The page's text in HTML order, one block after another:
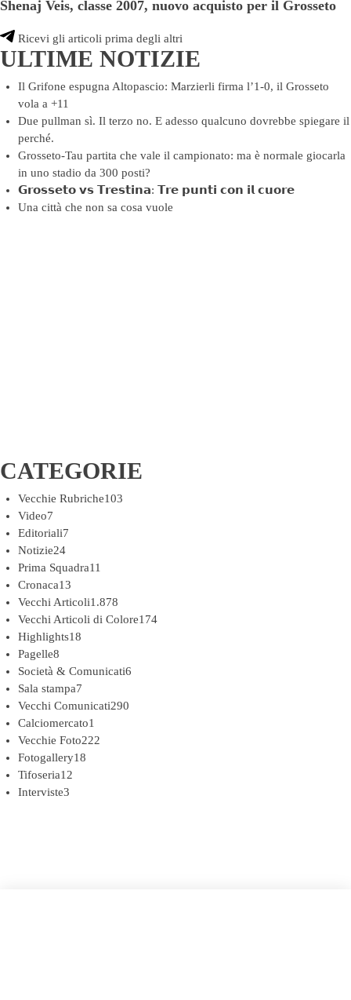
Shenaj Veis, classe 2007, nuovo acquisto per il Grosseto
Ricevi gli articoli prima degli altri
ULTIME NOTIZIE
Il Grifone espugna Altopascio: Marzierli firma l’1-0, il Grosseto
vola a +11
Due pullman sì. Il terzo no. E adesso qualcuno dovrebbe spiegare il
perché.
Grosseto-Tau partita che vale il campionato: ma è normale giocarla
in uno stadio da 300 posti?
𝗚𝗿𝗼𝘀𝘀𝗲𝘁𝗼 𝘃𝘀 𝗧𝗿𝗲𝘀𝘁𝗶𝗻𝗮: 𝗧𝗿𝗲 𝗽𝘂𝗻𝘁𝗶 𝗰𝗼𝗻 𝗶𝗹 𝗰𝘂𝗼𝗿𝗲
Una città che non sa cosa vuole
CATEGORIE
Vecchie Rubriche103
Video7
Editoriali7
Notizie24
Prima Squadra11
Cronaca13
Vecchi Articoli1.878
Vecchi Articoli di Colore174
Highlights18
Pagelle8
Società & Comunicati6
Sala stampa7
Vecchi Comunicati290
Calciomercato1
Vecchie Foto222
Fotogallery18
Tifoseria12
Interviste3